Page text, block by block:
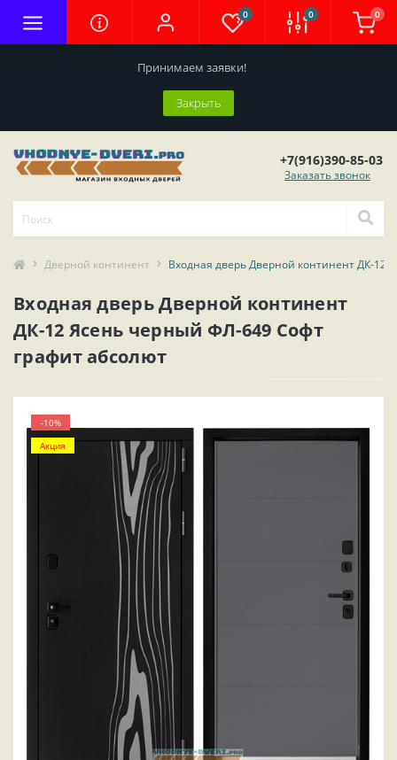
Принимаем заявки!
Закрыть
0 0 0
+7(916)390-85-03
Заказать звонок
Дверной континент Входная дверь Дверной континент ДК-12
Входная дверь Дверной континент
ДК-12 Ясень черный ФЛ-649 Софт
графит абсолют
-10%
Акция